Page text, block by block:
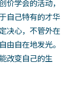
价学会的活动，
自己特有的才华
决心，不管外在
由自在地发光。
改变自己的生